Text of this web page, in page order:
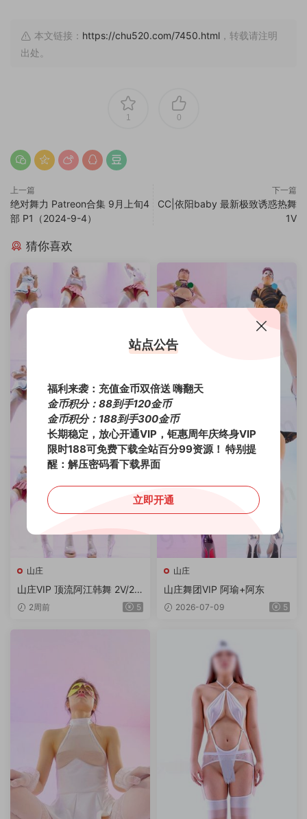
本文链接： https://chu520.com/7450.html ，转载请注明
出处。
1 0
上一篇
绝对舞力 Patreon合集 9月上旬4
部 P1（2024-9-4）
下一篇
CC|依阳baby 最新极致诱惑热舞
1V
猜你喜欢
山庄
山庄VIP 顶流阿江韩舞 2V/2.0
9G/4K
2周前 5
山庄
山庄舞团VIP 阿瑜+阿东
2026-07-09 5
站点公告
福利来袭：充值金币双倍送 嗨翻天
金币积分：88到手120金币
金币积分：188到手300金币
长期稳定，放心开通VIP，钜惠周年庆终身VIP
限时188可免费下载全站百分99资源！ 特别提
醒：解压密码看下载界面
立即开通